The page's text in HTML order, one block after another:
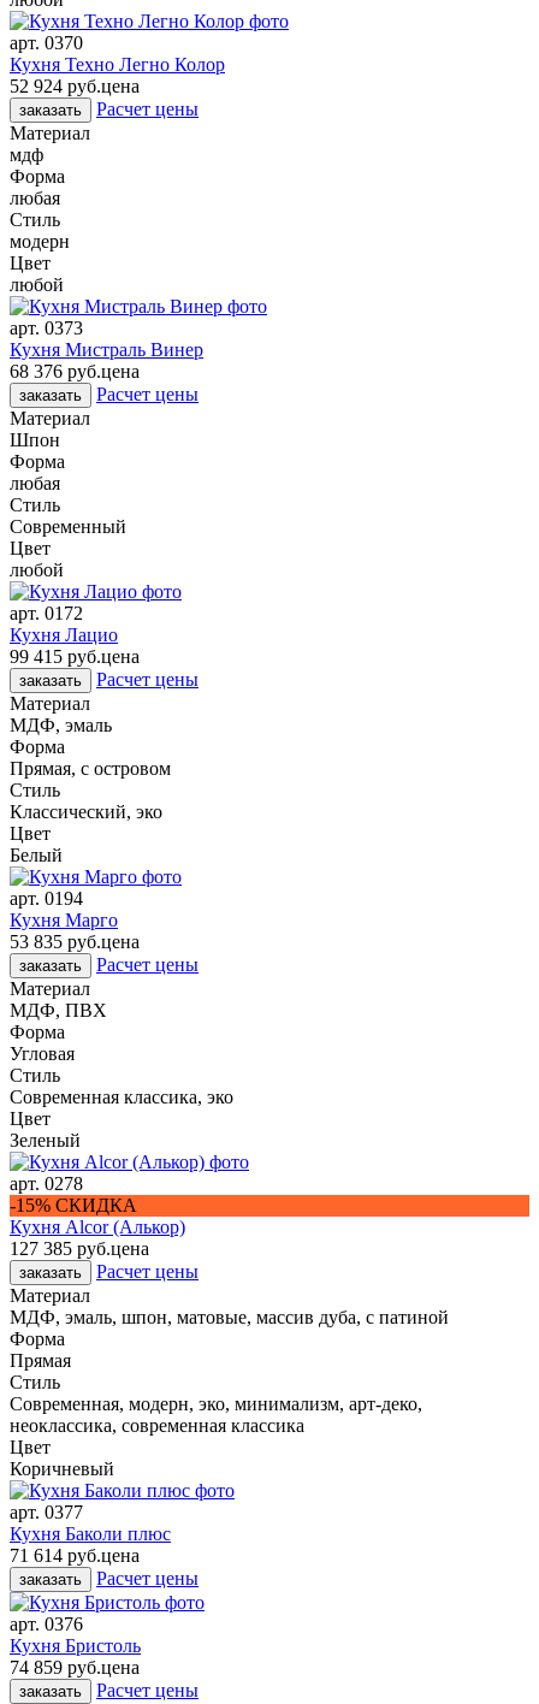
арт. 0370
Кухня Техно Легно Колор
52 924 руб.цена
заказать
Расчет цены
Материал
мдф
Форма
любая
Стиль
модерн
Цвет
любой
арт. 0373
Кухня Мистраль Винер
68 376 руб.цена
заказать
Расчет цены
Материал
Шпон
Форма
любая
Стиль
Современный
Цвет
любой
арт. 0172
Кухня Лацио
99 415 руб.цена
заказать
Расчет цены
Материал
МДФ, эмаль
Форма
Прямая, с островом
Стиль
Классический, эко
Цвет
Белый
арт. 0194
Кухня Марго
53 835 руб.цена
заказать
Расчет цены
Материал
МДФ, ПВХ
Форма
Угловая
Стиль
Современная классика, эко
Цвет
Зеленый
арт. 0278
-15% СКИДКА
Кухня Alcor (Алькор)
127 385 руб.цена
заказать
Расчет цены
Материал
МДФ, эмаль, шпон, матовые, массив дуба, с патиной
Форма
Прямая
Стиль
Современная, модерн, эко, минимализм, арт-деко,
неоклассика, современная классика
Цвет
Коричневый
арт. 0377
Кухня Баколи плюс
71 614 руб.цена
заказать Расчет цены
арт. 0376
Кухня Бристоль
74 859 руб.цена
заказать Расчет цены